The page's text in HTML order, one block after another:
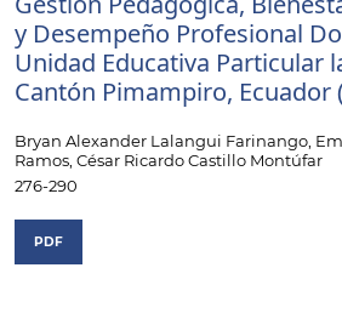
y Desempeño Profesional
Unidad Educativa Particular
Cantón Pimampiro, Ecuador
Bryan Alexander Lalangui Farinango,
Ramos, César Ricardo Castillo Montúfar
276-290
PDF